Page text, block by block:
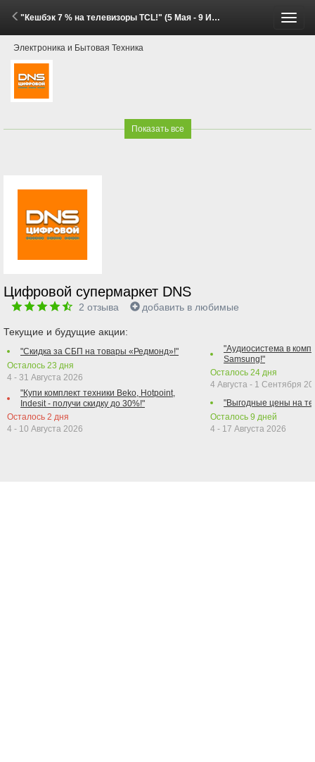
"Кешбэк 7 % на телевизоры TCL!" (5 Мая - 9 Июня 2026)
Электроника и Бытовая Техника
Показать все
Цифровой супермаркет DNS
2 отзыва добавить в любимые
Текущие и будущие акции:
"Скидка за СБП на товары «Редмонд»!"
Осталось 23 дня
4 - 31 Августа 2026
"Купи комплект техники Beko, Hotpoint,
Indesit - получи скидку до 30%!"
Осталось 2 дня
4 - 10 Августа 2026
"Аудиосистема в
Samsung!"
Осталось 24 дня
4 Августа - 1 Сентября
"Выгодные цены на
Осталось 9 дней
4 - 17 Августа 2026